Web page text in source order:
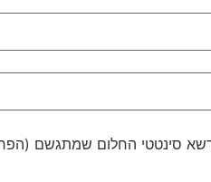
דשא סינטטי החלום שמתגשם